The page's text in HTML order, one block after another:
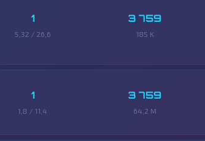
1
5,32 / 26,6
3 759
185 K
1
1,8 / 11,4
3 759
64,2 M